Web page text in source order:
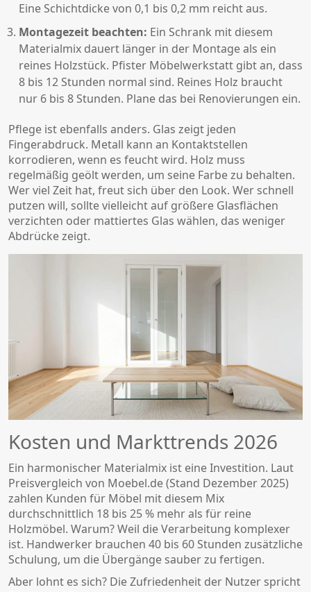
Eine Schichtdicke von 0,1 bis 0,2 mm reicht aus.
Montagezeit beachten: Ein Schrank mit diesem
Materialmix dauert länger in der Montage als ein
reines Holzstück. Pfister Möbelwerkstatt gibt an, dass
8 bis 12 Stunden normal sind. Reines Holz braucht
nur 6 bis 8 Stunden. Plane das bei Renovierungen ein.
Pflege ist ebenfalls anders. Glas zeigt jeden
Fingerabdruck. Metall kann an Kontaktstellen
korrodieren, wenn es feucht wird. Holz muss
regelmäßig geölt werden, um seine Farbe zu behalten.
Wer viel Zeit hat, freut sich über den Look. Wer schnell
putzen will, sollte vielleicht auf größere Glasflächen
verzichten oder mattiertes Glas wählen, das weniger
Abdrücke zeigt.
Kosten und Markttrends 2026
Ein harmonischer Materialmix ist eine Investition. Laut
Preisvergleich von Moebel.de (Stand Dezember 2025)
zahlen Kunden für Möbel mit diesem Mix
durchschnittlich 18 bis 25 % mehr als für reine
Holzmöbel. Warum? Weil die Verarbeitung komplexer
ist. Handwerker brauchen 40 bis 60 Stunden zusätzliche
Schulung, um die Übergänge sauber zu fertigen.
Aber lohnt es sich? Die Zufriedenheit der Nutzer spricht